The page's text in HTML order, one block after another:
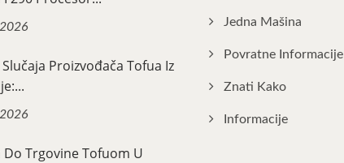
Proizvođača Tofua Iz
Do Trgovine Tofuom U
Jedna Mašina
Povratne Informacije
Znati Kako
Informacije